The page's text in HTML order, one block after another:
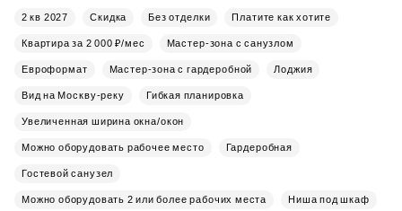
2 кв 2027 Скидка Без отделки Платите как хотите
Квартира за 2 000 ₽/мес Мастер-зона с санузлом
Евроформат Мастер-зона с гардеробной Лоджия
Вид на Москву-реку Гибкая планировка
Увеличенная ширина окна/окон
Можно оборудовать рабочее место Гардеробная
Гостевой санузел
Можно оборудовать 2 или более рабочих места Ниша под шкаф